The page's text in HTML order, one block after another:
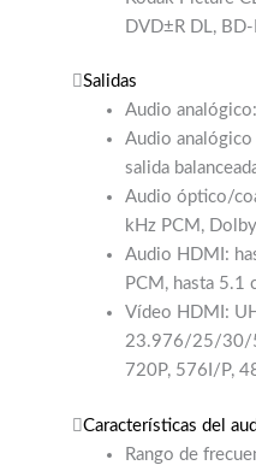
DVD±R DL, BD-
Salidas
Audio
Audio analógico
salida
Audio óptico/
kHz PCM,
Audio HDMI:
PCM, hasta 5.1
Vídeo HDMI:
23.976/25/30/
720P, 576I/P,
Características del
Rango de